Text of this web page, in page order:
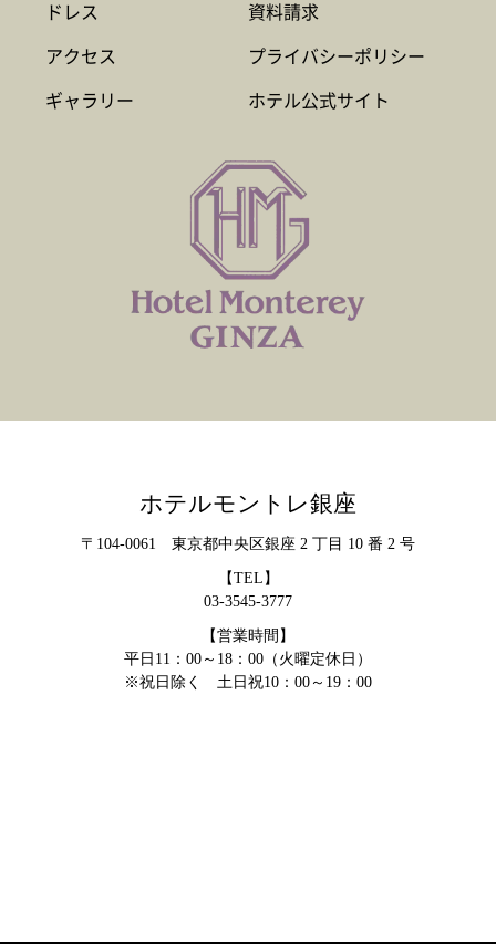
ドレス
アクセス
ギャラリー
資料請求
プライバシーポリシー
ホテル公式サイト
ホテルモントレ銀座
〒104-0061 東京都中央区銀座 2 丁目 10 番 2 号
【TEL】
03-3545-3777
【営業時間】
平日11：00～18：00（火曜定休日）
※祝日除く 土日祝10：00～19：00